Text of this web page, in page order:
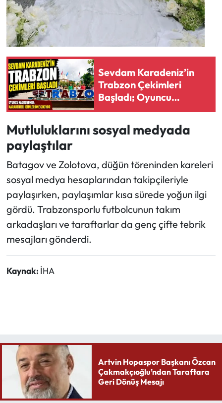
Sevdam Karadeniz’in
Trabzon Çekimleri
Başladı; Oyuncu
Kadrosunda Karadenizli
İsimler Öne Çıkıyor
Mutluluklarını sosyal medyada
paylaştılar
Batagov ve Zolotova, düğün töreninden kareleri
sosyal medya hesaplarından takipçileriyle
paylaşırken, paylaşımlar kısa sürede yoğun ilgi
gördü. Trabzonsporlu futbolcunun takım
arkadaşları ve taraftarlar da genç çifte tebrik
mesajları gönderdi.
Kaynak: İHA
Artvin Hopaspor Başkanı Özcan
Çakmakçıoğlu’ndan Taraftara
Geri Dönüş Mesajı